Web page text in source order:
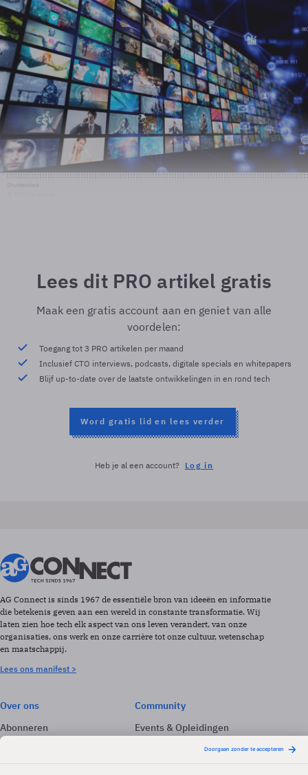
Lees dit PRO artikel gratis
Maak een gratis account aan en geniet van alle
voordelen:
Toegang tot 3 PRO artikelen per maand
Inclusief CTO interviews, podcasts, digitale specials en whitepapers
Blijf up-to-date over de laatste ontwikkelingen in en rond tech
Word gratis lid en lees verder
Heb je al een account? Log in
AG Connect is sinds 1967 de essentiële bron van ideeën en informatie
die betekenis geven aan een wereld in constante transformatie. Wij
laten zien hoe tech elk aspect van ons leven verandert, van onze
organisaties, ons werk en onze carrière tot onze cultuur, wetenschap
en maatschappij.
Lees ons manifest >
Over ons
Abonneren
Adverteren
Community
Events & Opleidingen